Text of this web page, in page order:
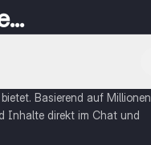
Basierend auf Millionen
Inhalte direkt im Chat und